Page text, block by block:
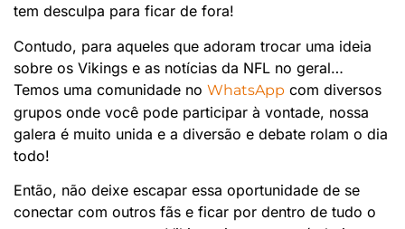
tem desculpa para ficar de fora!
Contudo, para aqueles que adoram trocar uma ideia
sobre os Vikings e as notícias da NFL no geral…
Temos uma comunidade no WhatsApp com diversos
grupos onde você pode participar à vontade, nossa
galera é muito unida e a diversão e debate rolam o dia
todo!
Então, não deixe escapar essa oportunidade de se
conectar com outros fãs e ficar por dentro de tudo o